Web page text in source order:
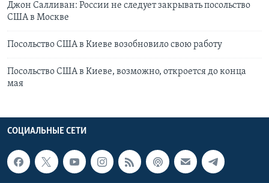
Джон Салливан: России не следует закрывать посольство
США в Москве
Посольство США в Киеве возобновило свою работу
Посольство США в Киеве, возможно, откроется до конца
мая
СОЦИАЛЬНЫЕ СЕТИ